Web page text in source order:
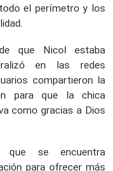
el perímetro y los
que Nicol estaba
en las redes
compartieron la
para que la chica
como gracias a Dios
que se encuentra
para ofrecer más